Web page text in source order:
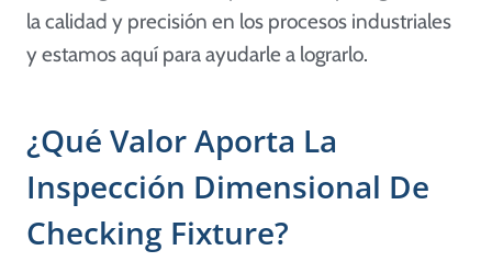
la calidad y precisión en los procesos industriales
y estamos aquí para ayudarle a lograrlo.
¿Qué Valor Aporta La
Inspección Dimensional De
Checking Fixture?